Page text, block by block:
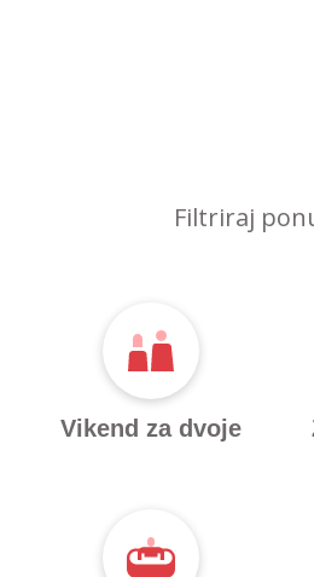
Filtriraj
Vikend za dvoje